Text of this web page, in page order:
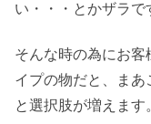
い・・・とかザラで
そんな時の為にお客
イプの物だと、ま
と選択肢が増えます